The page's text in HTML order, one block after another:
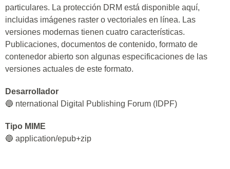
particulares. La protección DRM está disponible aquí,
incluidas imágenes raster o vectoriales en línea. Las
versiones modernas tienen cuatro características.
Publicaciones, documentos de contenido, formato de
contenedor abierto son algunas especificaciones de las
versiones actuales de este formato.
Desarrollador
🔵 nternational Digital Publishing Forum (IDPF)
Tipo MIME
🔵 application/epub+zip